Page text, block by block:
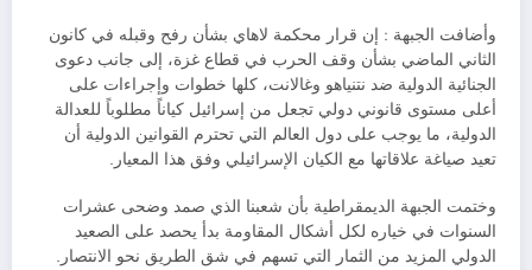
وأضافت الجبهة : إن قرار محكمة لاهاي بشأن رفح وقبله في كانون
الثاني الماضي بشأن وقف الحرب في قطاع غزة، إلى جانب دعوى
الجنائية الدولية ضد نتنياهو وغالانت، كلها خطوات وإجراءات على
أعلى مستوى قانوني دولي تجعل من إسرائيل كياناً مطلوباً للعدالة
الدولية، ما يوجب على دول العالم التي تحترم القوانين الدولية أن
تعيد صياغة علاقاتها مع الكيان الإسرائيلي وفق هذا المعيار.
وختمت الجبهة الديمقراطية بأن شعبنا الذي صمد وضحى عشرات
السنوات في خياره لكل أشكال المقاومة بدأ يحصد على الصعيد
الدولي المزيد من الثمار التي تسهم في شق الطريق نحو الانتصار.